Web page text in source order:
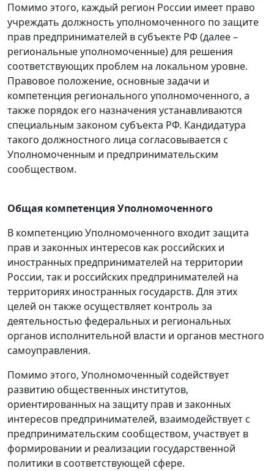
Помимо этого, каждый регион России имеет право
учреждать должность уполномоченного по защите
прав предпринимателей в субъекте РФ (далее –
региональные уполномоченные) для решения
соответствующих проблем на локальном уровне.
Правовое положение, основные задачи и
компетенция регионального уполномоченного, а
также порядок его назначения устанавливаются
специальным законом субъекта РФ. Кандидатура
такого должностного лица согласовывается с
Уполномоченным и предпринимательским
сообществом.
Общая компетенция Уполномоченного
В компетенцию Уполномоченного входит защита
прав и законных интересов как российских и
иностранных предпринимателей на территории
России, так и российских предпринимателей на
территориях иностранных государств. Для этих
целей он также осуществляет контроль за
деятельностью федеральных и региональных
органов исполнительной власти и органов местного
самоуправления.
Помимо этого, Уполномоченный содействует
развитию общественных институтов,
ориентированных на защиту прав и законных
интересов предпринимателей, взаимодействует с
предпринимательским сообществом, участвует в
формировании и реализации государственной
политики в соответствующей сфере.